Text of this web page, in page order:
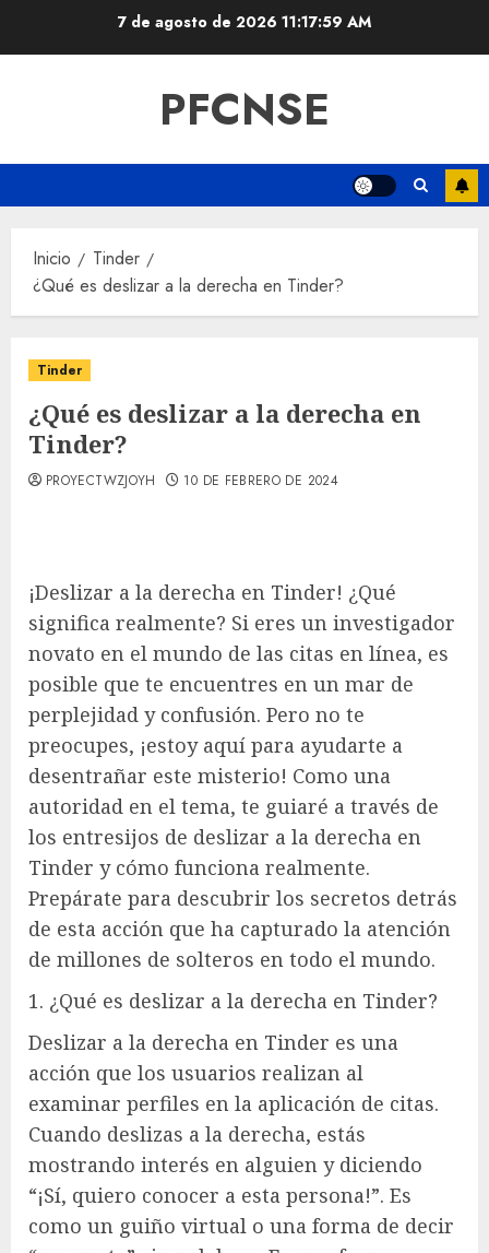
7 de agosto de 2026 11:18:00 AM
PFCNSE
Inicio
Tinder
¿Qué es deslizar a la derecha en Tinder?
Tinder
¿Qué es deslizar a la derecha en
Tinder?
PROYECTWZJOYH 10 DE FEBRERO DE 2024
¡Deslizar a la derecha en Tinder! ¿Qué
significa realmente? Si eres un investigador
novato en el mundo de las citas en línea, es
posible que te encuentres en un mar de
perplejidad y confusión. Pero no te
preocupes, ¡estoy aquí para ayudarte a
desentrañar este misterio! Como una
autoridad en el tema, te guiaré a través de
los entresijos de deslizar a la derecha en
Tinder y cómo funciona realmente.
Prepárate para descubrir los secretos detrás
de esta acción que ha capturado la atención
de millones de solteros en todo el mundo.
1. ¿Qué es deslizar a la derecha en Tinder?
Deslizar a la derecha en Tinder es una
acción que los usuarios realizan al
examinar perfiles en la aplicación de citas.
Cuando deslizas a la derecha, estás
mostrando interés en alguien y diciendo
“¡Sí, quiero conocer a esta persona!”. Es
como un guiño virtual o una forma de decir